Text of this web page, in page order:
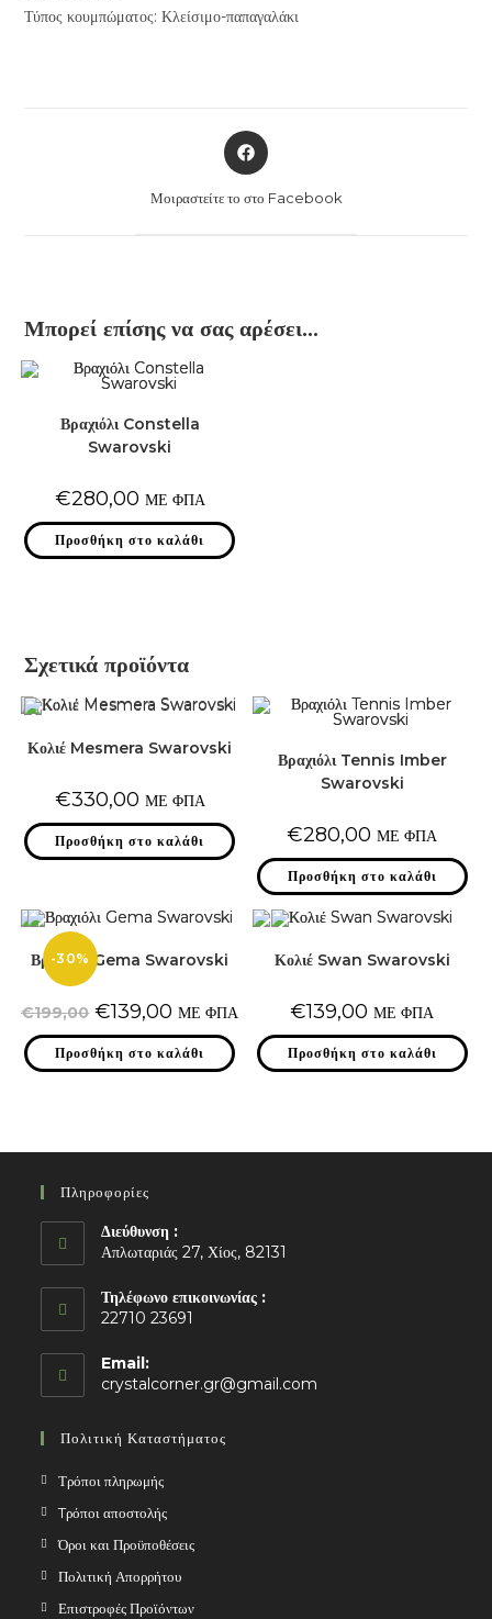
Τύπος κουμπώματος: Κλείσιμο-παπαγαλάκι
Opens
in
new
Μοιραστείτε το στο Facebook
Μπορεί επίσης να σας αρέσει…
Βραχιόλι Constella
Swarovski
€280,00 ΜΕ ΦΠΑ
Προσθήκη στο καλάθι
Σχετικά προϊόντα
Κολιέ Mesmera Swarovski
€330,00 ΜΕ ΦΠΑ
Προσθήκη στο καλάθι
Βραχιόλι Tennis Imber
Swarovski
€280,00 ΜΕ ΦΠΑ
Προσθήκη στο καλάθι
-30%
Βραχιόλι Gema Swarovski
€199,00 Original
price
was:
€199,00.
€139,00 Η
τρέχουσα
τιμή
είναι:
€139,00.
ΜΕ ΦΠΑ
Προσθήκη στο καλάθι
Κολιέ Swan Swarovski
€139,00 ΜΕ ΦΠΑ
Προσθήκη στο καλάθι
Πληροφορίες
Διεύθυνση :
Απλωταριάς 27, Χίος, 82131
Τηλέφωνο επικοινωνίας :
22710 23691
Email:
crystalcorner.gr@gmail.com
Πολιτική Καταστήματος
Τρόποι πληρωμής
Tρόποι αποστολής
Όροι και Προϋποθέσεις
Πολιτική Απορρήτου
Επιστροφές Προϊόντων